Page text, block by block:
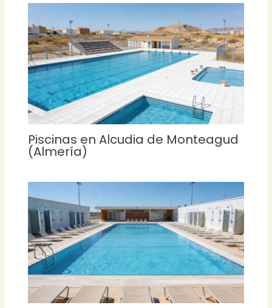
Piscinas en Alcudia de Monteagud
(Almería)